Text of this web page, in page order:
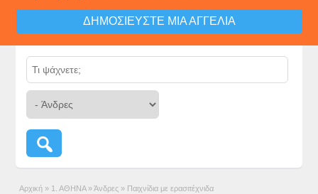
ΔΗΜΟΣΙΕΎΣΤΕ ΜΙΑ ΑΓΓΕΛΊΑ
Αρχική » 1. ΑΘΗΝΑ » Άνδρες » Παιχνίδια με ερασιτέχνιδα